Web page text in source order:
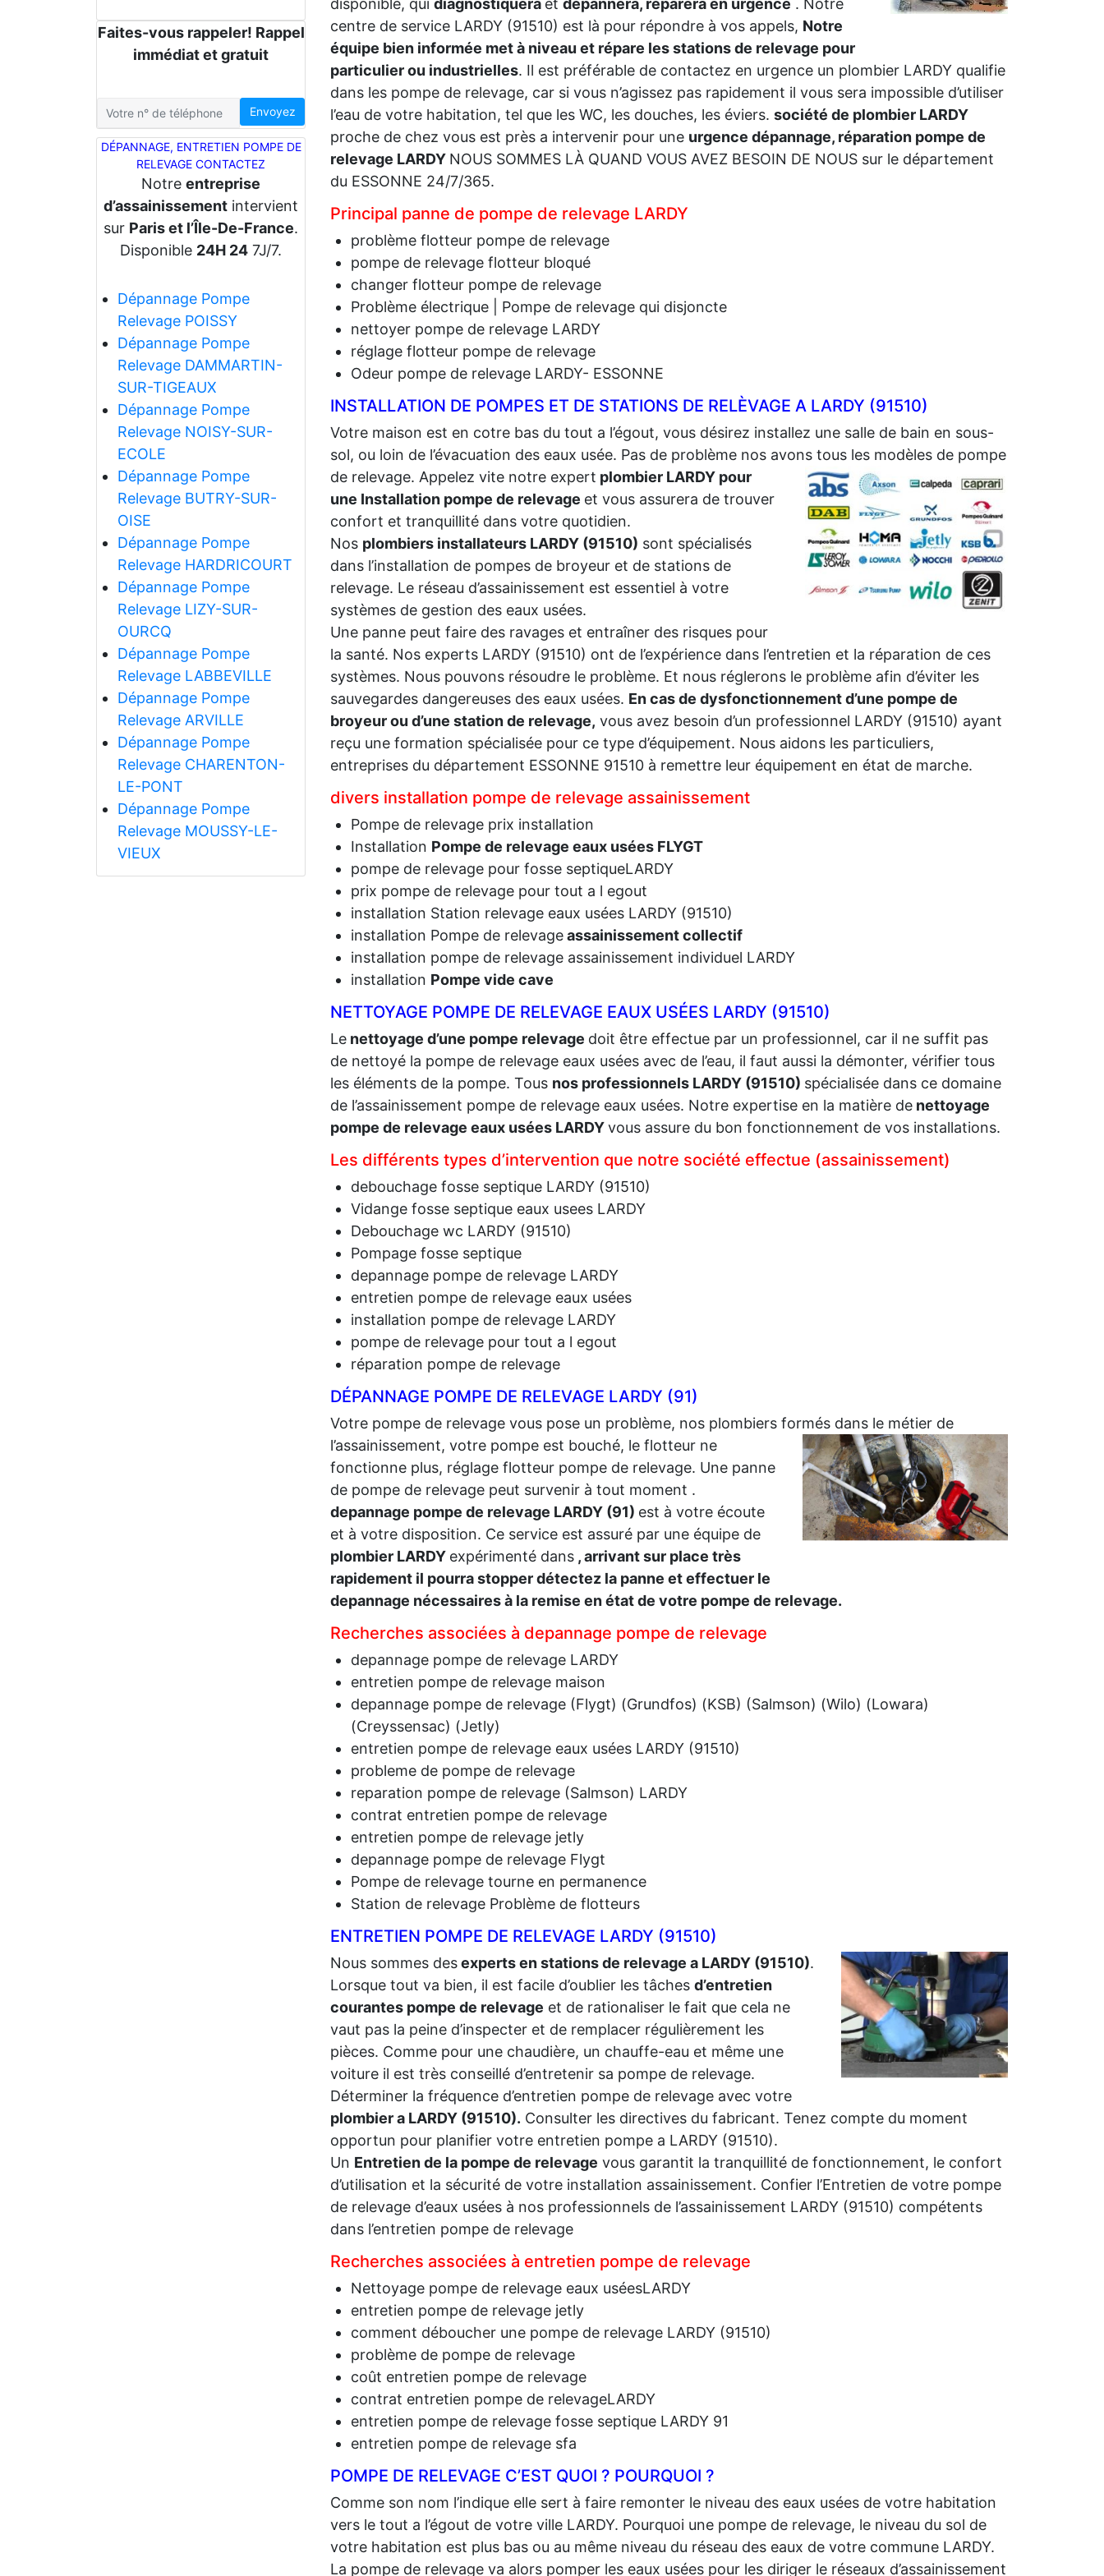
Faites-vous rappeler! Rappel
immédiat et gratuit
Envoyez
DÉPANNAGE, ENTRETIEN POMPE DE
RELEVAGE CONTACTEZ
Notre entreprise
d’assainissement intervient
sur Paris et l’Île-De-France.
Disponible 24H 24 7J/7.
Dépannage Pompe
Relevage POISSY
Dépannage Pompe
Relevage DAMMARTIN-
SUR-TIGEAUX
Dépannage Pompe
Relevage NOISY-SUR-
ECOLE
Dépannage Pompe
Relevage BUTRY-SUR-
OISE
Dépannage Pompe
Relevage HARDRICOURT
Dépannage Pompe
Relevage LIZY-SUR-
OURCQ
Dépannage Pompe
Relevage LABBEVILLE
Dépannage Pompe
Relevage ARVILLE
Dépannage Pompe
Relevage CHARENTON-
LE-PONT
Dépannage Pompe
Relevage MOUSSY-LE-
VIEUX
disponible, qui diagnostiquera et dépannera, réparera en urgence . Notre
centre de service LARDY (91510) est là pour répondre à vos appels, Notre
équipe bien informée met à niveau et répare les stations de relevage pour
particulier ou industrielles. Il est préférable de contactez en urgence un plombier LARDY qualifie
dans les pompe de relevage, car si vous n’agissez pas rapidement il vous sera impossible d’utiliser
l’eau de votre habitation, tel que les WC, les douches, les éviers. société de plombier LARDY
proche de chez vous est près a intervenir pour une urgence dépannage, réparation pompe de
relevage LARDY NOUS SOMMES LÀ QUAND VOUS AVEZ BESOIN DE NOUS sur le département
du ESSONNE 24/7/365.
Principal panne de pompe de relevage LARDY
problème flotteur pompe de relevage
pompe de relevage flotteur bloqué
changer flotteur pompe de relevage
Problème électrique | Pompe de relevage qui disjoncte
nettoyer pompe de relevage LARDY
réglage flotteur pompe de relevage
Odeur pompe de relevage LARDY- ESSONNE
INSTALLATION DE POMPES ET DE STATIONS DE RELÈVAGE A LARDY (91510)
Votre maison est en cotre bas du tout a l’égout, vous désirez installez une salle de bain en sous-
sol, ou loin de l’évacuation des eaux usée. Pas de problème nos avons tous les modèles de pompe
de relevage. Appelez vite notre expert plombier LARDY pour
une Installation pompe de relevage et vous assurera de trouver
confort et tranquillité dans votre quotidien.
Nos plombiers installateurs LARDY (91510) sont spécialisés
dans l’installation de pompes de broyeur et de stations de
relevage. Le réseau d’assainissement est essentiel à votre
systèmes de gestion des eaux usées.
Une panne peut faire des ravages et entraîner des risques pour
la santé. Nos experts LARDY (91510) ont de l’expérience dans l’entretien et la réparation de ces
systèmes. Nous pouvons résoudre le problème. Et nous réglerons le problème afin d’éviter les
sauvegardes dangereuses des eaux usées. En cas de dysfonctionnement d’une pompe de
broyeur ou d’une station de relevage, vous avez besoin d’un professionnel LARDY (91510) ayant
reçu une formation spécialisée pour ce type d’équipement. Nous aidons les particuliers,
entreprises du département ESSONNE 91510 à remettre leur équipement en état de marche.
divers installation pompe de relevage assainissement
Pompe de relevage prix installation
Installation Pompe de relevage eaux usées FLYGT
pompe de relevage pour fosse septiqueLARDY
prix pompe de relevage pour tout a l egout
installation Station relevage eaux usées LARDY (91510)
installation Pompe de relevageassainissement collectif
installation pompe de relevage assainissement individuel LARDY
installation Pompe vide cave
NETTOYAGE POMPE DE RELEVAGE EAUX USÉES LARDY (91510)
Le nettoyage d’une pompe relevage doit être effectue par un professionnel, car il ne suffit pas
de nettoyé la pompe de relevage eaux usées avec de l’eau, il faut aussi la démonter, vérifier tous
les éléments de la pompe. Tous nos professionnels LARDY (91510) spécialisée dans ce domaine
de l’assainissement pompe de relevage eaux usées. Notre expertise en la matière de nettoyage
pompe de relevage eaux usées LARDYvous assure du bon fonctionnement de vos installations.
Les différents types d’intervention que notre société effectue (assainissement)
debouchage fosse septique LARDY (91510)
Vidange fosse septique eaux usees LARDY
Debouchage wc LARDY (91510)
Pompage fosse septique
depannage pompe de relevage LARDY
entretien pompe de relevage eaux usées
installation pompe de relevage LARDY
pompe de relevage pour tout a l egout
réparation pompe de relevage
DÉPANNAGE POMPE DE RELEVAGE LARDY (91)
Votre pompe de relevage vous pose un problème, nos plombiers formés dans le métier de
l’assainissement, votre pompe est bouché, le flotteur ne
fonctionne plus, réglage flotteur pompe de relevage. Une panne
de pompe de relevage peut survenir à tout moment .
depannage pompe de relevage LARDY (91) est à votre écoute
et à votre disposition. Ce service est assuré par une équipe de
plombier LARDY expérimenté dans , arrivant sur place très
rapidement il pourra stopper détectez la panne et effectuer le
depannage nécessaires à la remise en état de votre pompe de relevage.
Recherches associées à depannage pompe de relevage
depannage pompe de relevage LARDY
entretien pompe de relevage maison
depannage pompe de relevage (Flygt) (Grundfos) (KSB) (Salmson) (Wilo) (Lowara)
(Creyssensac) (Jetly)
entretien pompe de relevage eaux usées LARDY (91510)
probleme de pompe de relevage
reparation pompe de relevage (Salmson) LARDY
contrat entretien pompe de relevage
entretien pompe de relevage jetly
depannage pompe de relevage Flygt
Pompe de relevage tourne en permanence
Station de relevage Problème de flotteurs
ENTRETIEN POMPE DE RELEVAGE LARDY (91510)
Nous sommes desexperts en stations de relevage a LARDY (91510).
Lorsque tout va bien, il est facile d’oublier les tâches d’entretien
courantes pompe de relevage et de rationaliser le fait que cela ne
vaut pas la peine d’inspecter et de remplacer régulièrement les
pièces. Comme pour une chaudière, un chauffe-eau et même une
voiture il est très conseillé d’entretenir sa pompe de relevage.
Déterminer la fréquence d’entretien pompe de relevage avec votre
plombier a LARDY (91510). Consulter les directives du fabricant. Tenez compte du moment
opportun pour planifier votre entretien pompe a LARDY (91510).
Un Entretien de la pompe de relevage vous garantit la tranquillité de fonctionnement, le confort
d’utilisation et la sécurité de votre installation assainissement. Confier l’Entretien de votre pompe
de relevage d’eaux usées à nos professionnels de l’assainissement LARDY (91510) compétents
dans l’entretien pompe de relevage
Recherches associées à entretien pompe de relevage
Nettoyage pompe de relevage eaux uséesLARDY
entretien pompe de relevage jetly
comment déboucher une pompe de relevage LARDY (91510)
problème de pompe de relevage
coût entretien pompe de relevage
contrat entretien pompe de relevageLARDY
entretien pompe de relevage fosse septique LARDY 91
entretien pompe de relevage sfa
POMPE DE RELEVAGE C’EST QUOI ? POURQUOI ?
Comme son nom l’indique elle sert à faire remonter le niveau des eaux usées de votre habitation
vers le tout a l’égout de votre ville LARDY. Pourquoi une pompe de relevage, le niveau du sol de
votre habitation est plus bas ou au même niveau du réseau des eaux de votre commune LARDY.
La pompe de relevage va alors pomper les eaux usées pour les diriger le réseaux d’assainissement